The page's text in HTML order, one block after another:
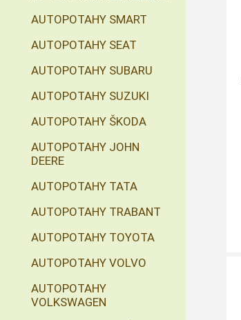
AUTOPOTAHY SMART
AUTOPOTAHY SEAT
AUTOPOTAHY SUBARU
AUTOPOTAHY SUZUKI
AUTOPOTAHY ŠKODA
AUTOPOTAHY JOHN
DEERE
AUTOPOTAHY TATA
AUTOPOTAHY TRABANT
AUTOPOTAHY TOYOTA
AUTOPOTAHY VOLVO
AUTOPOTAHY
VOLKSWAGEN